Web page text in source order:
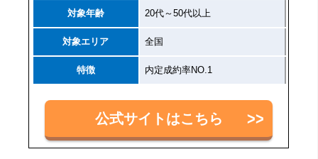
対象年齢 20代～50代以上
対象エリア 全国
特徴 内定成約率NO.1
公式サイトはこちら